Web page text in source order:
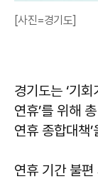
[사진=경기도]
경기도는 ‘기
연휴’를 위해
연휴 종합대책
연휴 기간 불